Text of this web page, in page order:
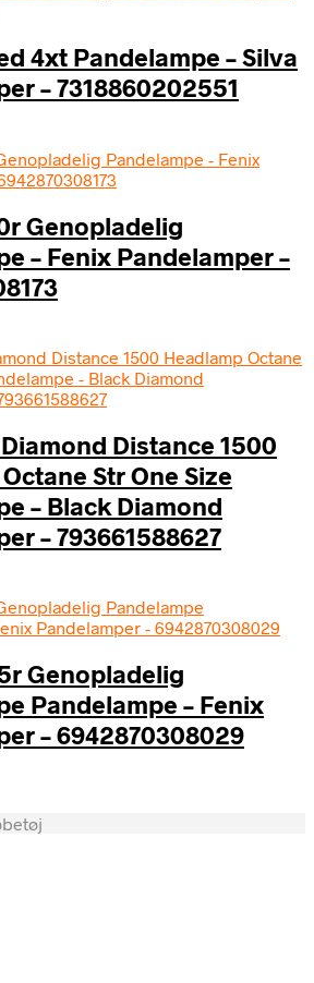
4xt Pandelampe – Silva
– 7318860202551
Genopladelig
– Fenix Pandelamper –
Distance 1500
Str One Size
– Black Diamond
– 793661588627
Genopladelig
Pandelampe – Fenix
– 6942870308029